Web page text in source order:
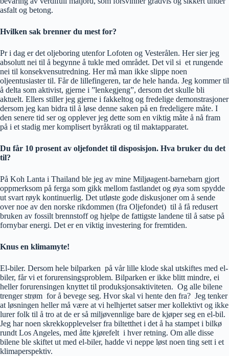
asfalt og betong.
Hvilken sak brenner du mest for?
Pr i dag er det oljeboring utenfor Lofoten og Vesterålen. Her sier jeg
absolutt nei til å begynne å tukle med området. Det vil si et rungende
nei til konsekvensutredning. Her må man ikke slippe noen
oljeentusiaster til. Får de lillefingeren, tar de hele handa. Jeg kommer til
å delta som aktivist, gjerne i ”lenkegjeng”, dersom det skulle bli
aktuelt. Ellers stiller jeg gjerne i fakkeltog og fredelige demonstrasjoner
dersom jeg kan bidra til å løse denne saken på en fredeligere måte. I
den senere tid ser og opplever jeg dette som en viktig måte å nå fram
på i et stadig mer komplisert byråkrati og til maktapparatet.
Du får 10 prosent av oljefondet til disposisjon. Hva bruker du det
til?
På Koh Lanta i Thailand ble jeg av mine Miljøagent-barnebarn gjort
oppmerksom på ferga som gikk mellom fastlandet og øya som spydde
ut svart røyk kontinuerlig. Det utløste gode diskusjoner om å sende
over noe av den norske rikdommen (fra Oljefondet) til å få redusert
bruken av fossilt brennstoff og hjelpe de fattigste landene til å satse på
fornybar energi. Det er en viktig investering for fremtiden.
Knus en klimamyte!
El-biler. Dersom hele bilparken på vår lille klode skal utskiftes med el-
biler, får vi et forurensingsproblem. Bilparken er ikke blitt mindre, ei
heller forurensingen knyttet til produksjonsaktiviteten. Og alle bilene
trenger strøm for å bevege seg. Hvor skal vi hente den fra? Jeg tenker
at løsningen heller må være at vi helhjertet satser mer kollektivt og ikke
lurer folk til å tro at de er så miljøvennlige bare de kjøper seg en el-bil.
Jeg har noen skrekkopplevelser fra biltetthet i det å ha stampet i bilkø
rundt Los Angeles, med åtte kjørefelt i hver retning. Om alle disse
bilene ble skiftet ut med el-biler, hadde vi neppe løst noen ting sett i et
klimaperspektiv.